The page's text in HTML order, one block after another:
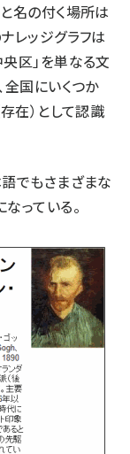
名の付く場所は
レッジグラフは
区」を単なる文
全国にいくつか
在）として認識
でもさまざまな
っている。